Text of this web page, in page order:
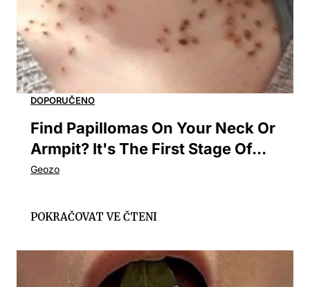
Find Papillomas On Your Neck Or
Armpit? It's The First Stage Of...